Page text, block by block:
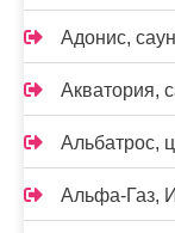
Адонис,
Акватория,
Альбатрос,
Альфа-Газ,